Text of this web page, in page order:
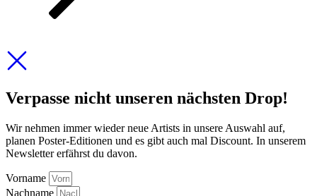
Verpasse nicht unseren nächsten Drop!
Wir nehmen immer wieder neue Artists in unsere Auswahl auf,
planen Poster-Editionen und es gibt auch mal Discount. In unserem
Newsletter erfährst du davon.
Vorname
Nachname